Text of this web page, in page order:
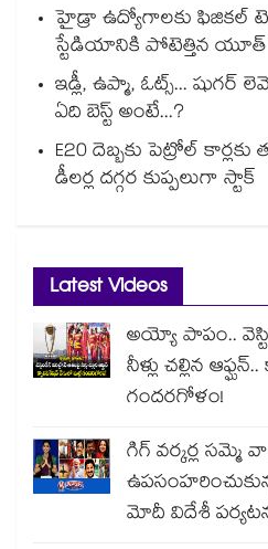
హైడ్రా ఉద్యోగాలకు ఫిజికల్
స్టేడియానికి పోటెత్తిన యూత్
ఇడ్లీ, ఉప్మా, ఓట్స్... షుగర్
ఏది బెస్ట్ అంటే...?
E20 దెబ్బకు పెట్రోల్
డీలర్ల దగ్గర కుప్పలుగా స్టాక్
Latest Videos
అయ్యో పాపం..
నీళ్లు చల్లిన
గందరగోళం!
గిగ్ వర్కర్ల
మోదీ విదేశీ